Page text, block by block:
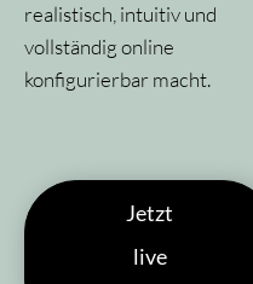
realistisch, intuitiv und
vollständig online
konfigurierbar macht.
Jetzt
live